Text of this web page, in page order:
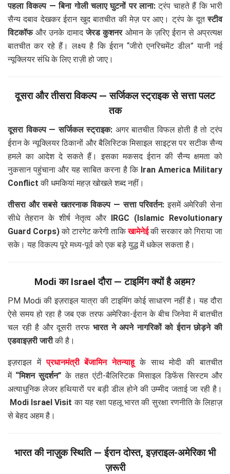
पहला विकल्प — बिना गोली चलाए घुटनों पर लाना: ट्रंप चाहते हैं कि भारी
सैन्य दबाव देखकर ईरान खुद बातचीत की मेज़ पर आए। ट्रंप के दूतस्टीव
विटकॉफऔर उनके दामादजेरड कुशनरओमान के ज़रिए ईरान से अप्रत्यक्ष
बातचीत कर रहे हैं। लक्ष्य है कि ईरान “जीरो एनरिचमेंट डील” यानी नई
न्यूक्लियर संधि के लिए राज़ी हो जाए।
दूसरा और तीसरा विकल्प — सर्जिकल स्ट्राइक से सत्ता पलट
तक
दूसरा विकल्प — सर्जिकल स्ट्राइक: अगर बातचीत विफल होती है तो ट्रंप
ईरान के न्यूक्लियर ठिकानों और बैलिस्टिक मिसाइल साइट्स पर सटीक सैन्य
हमले का आदेश दे सकते हैं। इसका मकसद ईरान की सैन्य क्षमता को
नुकसान पहुंचाना और यह साबित करना है कि Iran America Military
Conflict की धमकियां महज़ खोखले शब्द नहीं।
तीसरा और सबसे खतरनाक विकल्प — सत्ता परिवर्तन: इसमें अमेरिकी सेना
सीधे तेहरान के शीर्ष नेतृत्व और
IRGC (Islamic Revolutionary
Guard Corps)को टारगेट करेगी ताकिखामेनेईकी सरकार को गिराया जा
सके। यह विकल्प पूरे मध्य-पूर्व को एक बड़े युद्ध में धकेल सकता है।
Modi का Israel दौरा — टाइमिंग क्यों है अहम?
PM Modi की इज़राइल यात्रा की टाइमिंग कोई साधारण नहीं है। यह दौरा
ऐसे समय हो रहा है जब एक तरफ अमेरिका-ईरान के बीच जिनेवा में बातचीत
चल रही है और दूसरी तरफभारत ने अपने नागरिकों को ईरान छोड़ने की
एडवाइज़री जारीकी है।
इज़राइल मेंप्रधानमंत्री बेंजामिन नेतन्याहूके साथ मोदी की बातचीत
में “मिशन सुदर्शन” के तहत एंटी-बैलिस्टिक मिसाइल डिफेंस सिस्टम और
अत्याधुनिक लेजर हथियारों पर बड़ी डील होने की उम्मीद जताई जा रही है।
Modi Israel Visit का यह रक्षा पहलू भारत की सुरक्षा रणनीति के लिहाज़
से बेहद अहम है।
भारत की नाज़ुक स्थिति — ईरान दोस्त, इज़राइल-अमेरिका भी
ज़रूरी